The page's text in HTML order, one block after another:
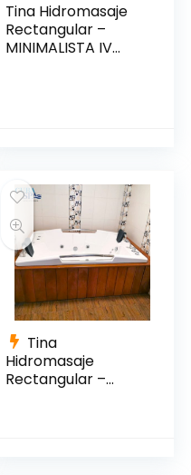
Tina Hidromasaje
Rectangular –
MINIMALISTA IV
Tina
Hidromasaje
Rectangular –